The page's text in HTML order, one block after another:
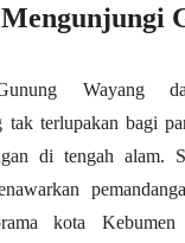
Wayang
tak terlupakan bagi
di tengah alam.
kota